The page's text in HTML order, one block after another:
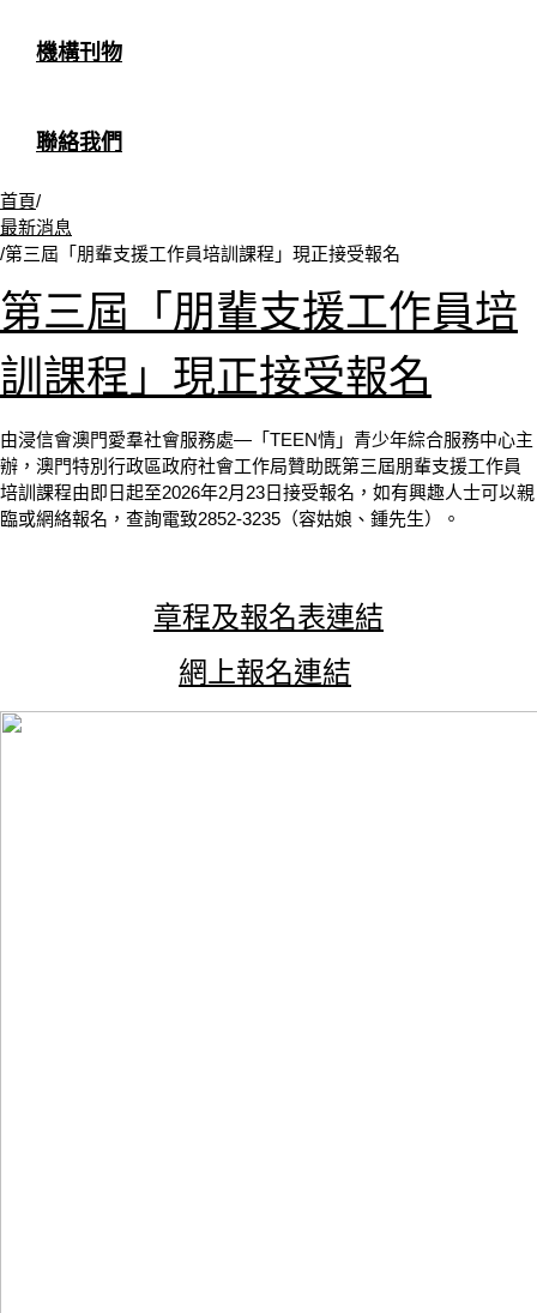
機構刊物
聯絡我們
首頁/
最新消息
/第三屆「朋輩支援工作員培訓課程」現正接受報名
第三屆「朋輩支援工作員培
訓課程」現正接受報名
由浸信會澳門愛羣社會服務處—「TEEN情」青少年綜合服務中心主
辦，澳門特別行政區政府社會工作局贊助既第三屆朋輩支援工作員
培訓課程由即日起至2026年2月23日接受報名，如有興趣人士可以親
臨或網絡報名，查詢電致2852-3235（容姑娘、鍾先生）。
章程及報名表連結
網上報名連結